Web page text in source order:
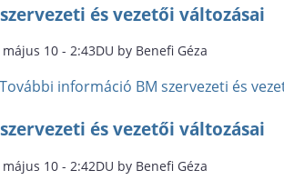
és vezetői változásai
május 10 - 2:43DU by Benefi Géza
További információ BM szervezeti és
és vezetői változásai
május 10 - 2:42DU by Benefi Géza